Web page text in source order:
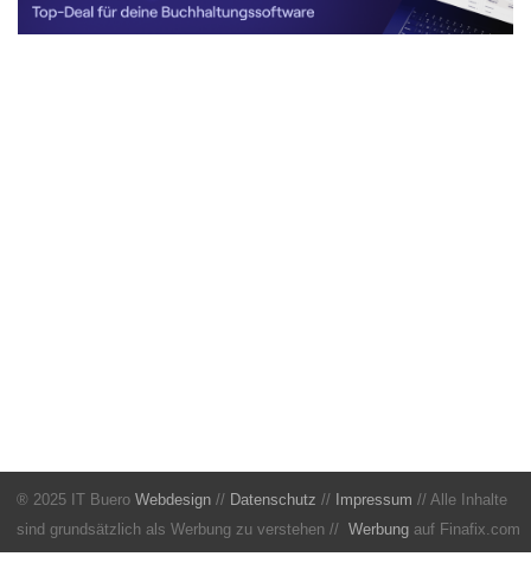
® 2025 IT Buero Webdesign // Datenschutz // Impressum // Alle Inhalte
sind grundsätzlich als Werbung zu verstehen // Werbung auf Finafix.com